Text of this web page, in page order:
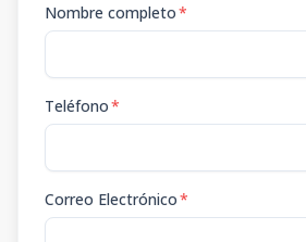
Nombre completo*
Teléfono*
Correo Electrónico*